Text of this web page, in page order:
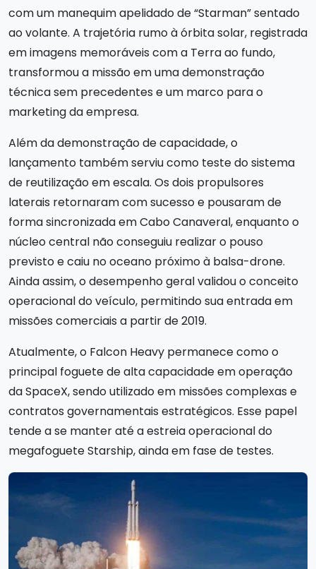
com um manequim apelidado de “Starman” sentado
ao volante. A trajetória rumo à órbita solar, registrada
em imagens memoráveis com a Terra ao fundo,
transformou a missão em uma demonstração
técnica sem precedentes e um marco para o
marketing da empresa.
Além da demonstração de capacidade, o
lançamento também serviu como teste do sistema
de reutilização em escala. Os dois propulsores
laterais retornaram com sucesso e pousaram de
forma sincronizada em Cabo Canaveral, enquanto o
núcleo central não conseguiu realizar o pouso
previsto e caiu no oceano próximo à balsa-drone.
Ainda assim, o desempenho geral validou o conceito
operacional do veículo, permitindo sua entrada em
missões comerciais a partir de 2019.
Atualmente, o Falcon Heavy permanece como o
principal foguete de alta capacidade em operação
da SpaceX, sendo utilizado em missões complexas e
contratos governamentais estratégicos. Esse papel
tende a se manter até a estreia operacional do
megafoguete Starship, ainda em fase de testes.